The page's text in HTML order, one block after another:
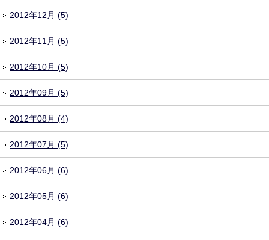
2012年12月 (5)
2012年11月 (5)
2012年10月 (5)
2012年09月 (5)
2012年08月 (4)
2012年07月 (5)
2012年06月 (6)
2012年05月 (6)
2012年04月 (6)